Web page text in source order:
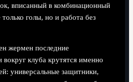
вписанный в комбинационный
голы, но и работа без
жермен последние
клуба крутятся именно
универсальные защитники,